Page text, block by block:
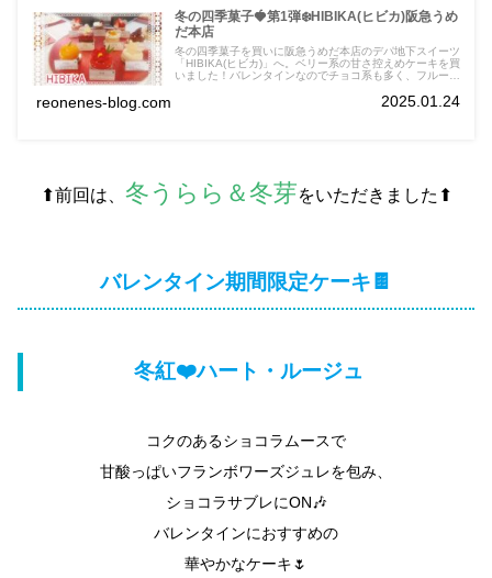
冬の四季菓子🍓第1弾❄️HIBIKA(ヒビカ)阪急うめ
だ本店
冬の四季菓子を買いに阪急うめだ本店のデパ地下スイーツ
「HIBIKA(ヒビカ)」へ。ベリー系の甘さ控えめケーキを買
いました！バレンタインなのでチョコ系も多く、フルーツ
reonenes-blog.com 2025.01.24
⬆前回は、 冬うらら＆冬芽をいただきました⬆
バレンタイン期間限定ケーキ🍫
冬紅❤️ハート・ルージュ
コクのあるショコラムースで
甘酸っぱいフランボワーズジュレを包み、
ショコラサブレにON🎶
バレンタインにおすすめの
華やかなケーキ🌷